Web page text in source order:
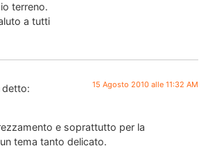
terreno.
a tutti
detto: 15 Agosto 2010 alle 11:32 AM
e soprattutto per la
tema tanto delicato.